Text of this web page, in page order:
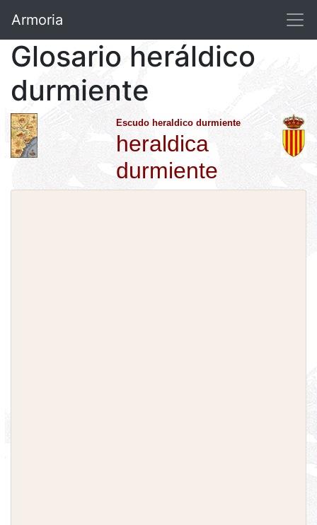
Armoria
Glosario heráldico
durmiente
Escudo heraldico durmiente
heraldica
durmiente